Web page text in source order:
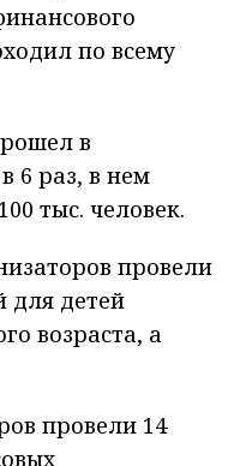
по всему
в
6 раз, в нем
тыс. человек.
провели
для детей
возраста, а
провели 14